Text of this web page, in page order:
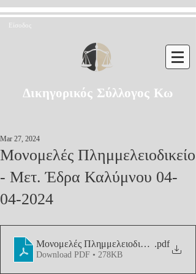
Είσοδος
Δικηγορικός Σύλλογος Κω
Μονομελές Πλημμελειοδικείο
- Μετ. Έδρα Καλύμνου 04-
04-2024
Mar 27, 2024
Μονομελές Πλημμελειοδικείο - Μετ.
.pdf
Download PDF • 278KB